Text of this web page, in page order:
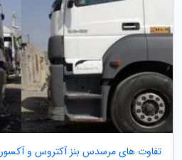
تفاوت های مرسدس بنز آکتروس و آکسور